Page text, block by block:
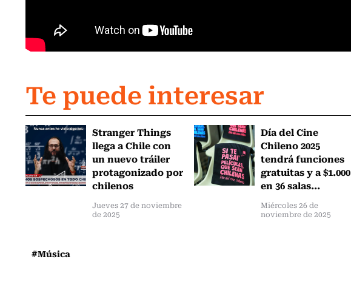
Te puede interesar
Stranger Things
llega a Chile con
un nuevo tráiler
protagonizado por
chilenos
Jueves 27 de noviembre
de 2025
Día del Cine
Chileno 2025
tendrá funciones
gratuitas y a $1.000
en 36 salas...
Miércoles 26 de
noviembre de 2025
#Música